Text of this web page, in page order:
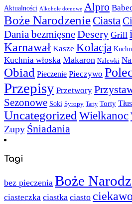
Aktualności Alkohole domowe Alpro
Boże NarodzenieCiasta
Dania bezmięsneDesery Grill
Karnawał Kasze Kolacja
Kuchnia włoska Makaron Nalewki
Obiad Pieczenie Pieczywo
Przepisy Przetwory
Sezonowe Soki Syropy Tarty Torty
Uncategorized Wielkanoc
Zupy Śniadania
Tagi
bez pieczenia Boże
ciasteczka ciastka ciasto